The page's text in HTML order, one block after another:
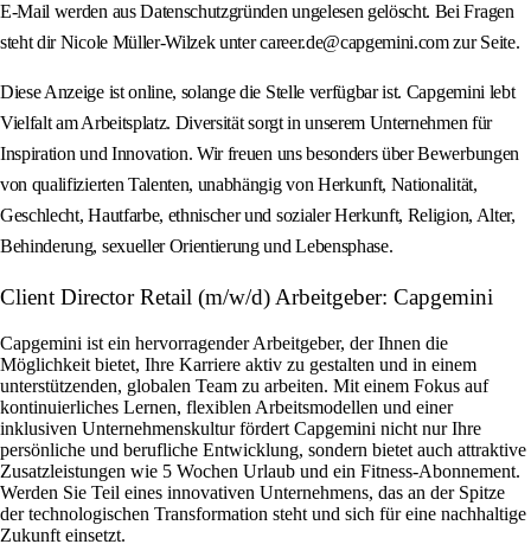
E‑Mail werden aus Datenschutzgründen ungelesen gelöscht. Bei Fragen
steht dir Nicole Müller-Wilzek unter career.de@capgemini.com zur Seite.
Diese Anzeige ist online, solange die Stelle verfügbar ist. Capgemini lebt
Vielfalt am Arbeitsplatz. Diversität sorgt in unserem Unternehmen für
Inspiration und Innovation. Wir freuen uns besonders über Bewerbungen
von qualifizierten Talenten, unabhängig von Herkunft, Nationalität,
Geschlecht, Hautfarbe, ethnischer und sozialer Herkunft, Religion, Alter,
Behinderung, sexueller Orientierung und Lebensphase.
Client Director Retail (m/w/d) Arbeitgeber: Capgemini
Capgemini ist ein hervorragender Arbeitgeber, der Ihnen die
Möglichkeit bietet, Ihre Karriere aktiv zu gestalten und in einem
unterstützenden, globalen Team zu arbeiten. Mit einem Fokus auf
kontinuierliches Lernen, flexiblen Arbeitsmodellen und einer
inklusiven Unternehmenskultur fördert Capgemini nicht nur Ihre
persönliche und berufliche Entwicklung, sondern bietet auch attraktive
Zusatzleistungen wie 5 Wochen Urlaub und ein Fitness-Abonnement.
Werden Sie Teil eines innovativen Unternehmens, das an der Spitze
der technologischen Transformation steht und sich für eine nachhaltige
Zukunft einsetzt.